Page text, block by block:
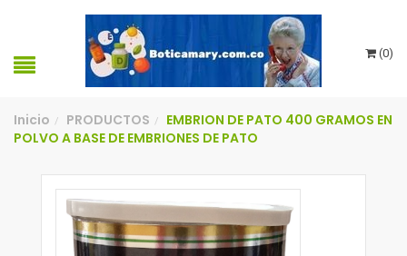
(0)
Inicio / PRODUCTOS /
EMBRION DE PATO 400 GRAMOS EN
POLVO A BASE DE EMBRIONES DE PATO